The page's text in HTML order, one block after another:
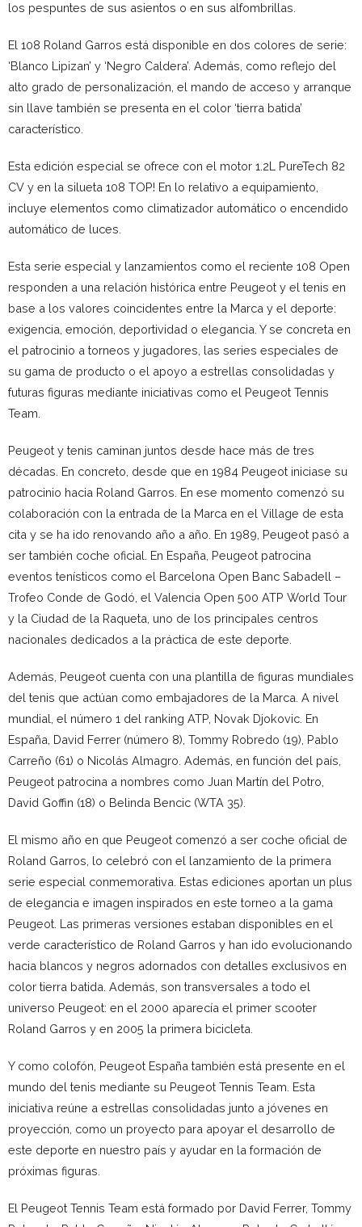
los pespuntes de sus asientos o en sus alfombrillas.
El 108 Roland Garros está disponible en dos colores de serie:
‘Blanco Lipizan’ y ‘Negro Caldera’. Además, como reflejo del
alto grado de personalización, el mando de acceso y arranque
sin llave también se presenta en el color ‘tierra batida’
característico.
Esta edición especial se ofrece con el motor 1.2L PureTech 82
CV y en la silueta 108 TOP! En lo relativo a equipamiento,
incluye elementos como climatizador automático o encendido
automático de luces.
Esta serie especial y lanzamientos como el reciente 108 Open
responden a una relación histórica entre Peugeot y el tenis en
base a los valores coincidentes entre la Marca y el deporte:
exigencia, emoción, deportividad o elegancia. Y se concreta en
el patrocinio a torneos y jugadores, las series especiales de
su gama de producto o el apoyo a estrellas consolidadas y
futuras figuras mediante iniciativas como el Peugeot Tennis
Team.
Peugeot y tenis caminan juntos desde hace más de tres
décadas. En concreto, desde que en 1984 Peugeot iniciase su
patrocinio hacia Roland Garros. En ese momento comenzó su
colaboración con la entrada de la Marca en el Village de esta
cita y se ha ido renovando año a año. En 1989, Peugeot pasó a
ser también coche oficial. En España, Peugeot patrocina
eventos tenísticos como el Barcelona Open Banc Sabadell –
Trofeo Conde de Godó, el Valencia Open 500 ATP World Tour
y la Ciudad de la Raqueta, uno de los principales centros
nacionales dedicados a la práctica de este deporte.
Además, Peugeot cuenta con una plantilla de figuras mundiales
del tenis que actúan como embajadores de la Marca. A nivel
mundial, el número 1 del ranking ATP, Novak Djokovic. En
España, David Ferrer (número 8), Tommy Robredo (19), Pablo
Carreño (61) o Nicolás Almagro. Además, en función del país,
Peugeot patrocina a nombres como Juan Martín del Potro,
David Goffin (18) o Belinda Bencic (WTA 35).
El mismo año en que Peugeot comenzó a ser coche oficial de
Roland Garros, lo celebró con el lanzamiento de la primera
serie especial conmemorativa. Estas ediciones aportan un plus
de elegancia e imagen inspirados en este torneo a la gama
Peugeot. Las primeras versiones estaban disponibles en el
verde característico de Roland Garros y han ido evolucionando
hacia blancos y negros adornados con detalles exclusivos en
color tierra batida. Además, son transversales a todo el
universo Peugeot: en el 2000 aparecía el primer scooter
Roland Garros y en 2005 la primera bicicleta.
Y como colofón, Peugeot España también está presente en el
mundo del tenis mediante su Peugeot Tennis Team. Esta
iniciativa reúne a estrellas consolidadas junto a jóvenes en
proyección, como un proyecto para apoyar el desarrollo de
este deporte en nuestro país y ayudar en la formación de
próximas figuras.
El Peugeot Tennis Team está formado por David Ferrer, Tommy